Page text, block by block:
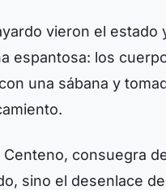
vieron el estado
espantosa: los
una sábana y
consuegra
sino el desenlace